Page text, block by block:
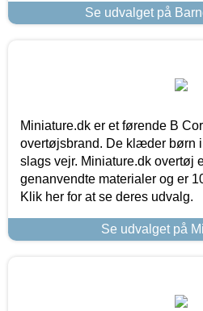
Se udvalget på
Miniature.dk er et førende B
overtøjsbrand. De klæder børn i
slags vejr. Miniature.dk overtøj
genanvendte materialer og er
Klik her for at se deres udvalg.
Se udvalget på